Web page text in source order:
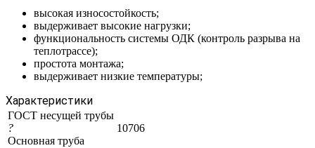
высокая износостойкость;
выдерживает высокие нагрузки;
функциональность системы ОДК (контроль разрыва на
теплотрассе);
простота монтажа;
выдерживает низкие температуры;
Характеристики
ГОСТ несущей трубы
?
Основная труба
10706